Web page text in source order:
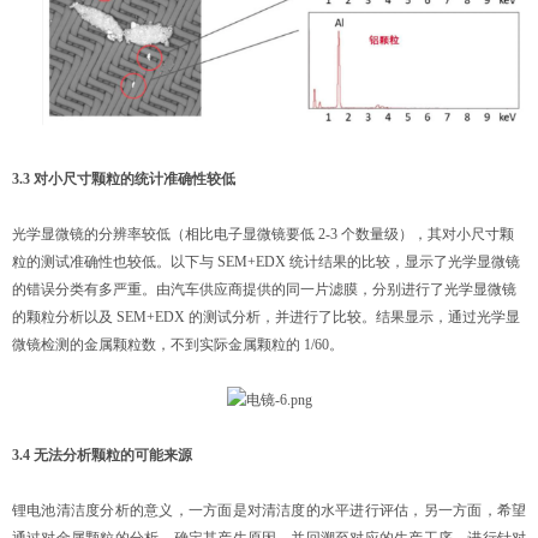
3.3 对小尺寸颗粒的统计准确性较低
光学显微镜的分辨率较低（相比电子显微镜要低 2-3 个数量级），其对小尺寸颗
粒的测试准确性也较低。以下与 SEM+EDX 统计结果的比较，显示了光学显微镜
的错误分类有多严重。由汽车供应商提供的同一片滤膜，分别进行了光学显微镜
的颗粒分析以及 SEM+EDX 的测试分析，并进行了比较。结果显示，通过光学显
微镜检测的金属颗粒数，不到实际金属颗粒的 1/60。
3.4 无法分析颗粒的可能来源
锂电池清洁度分析的意义，一方面是对清洁度的水平进行评估，另一方面，希望